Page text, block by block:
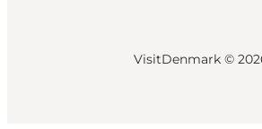
VisitDenmark ©